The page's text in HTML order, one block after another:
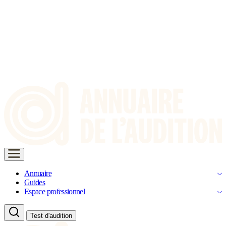
Annuaire
Guides
Espace professionnel
Test d'audition